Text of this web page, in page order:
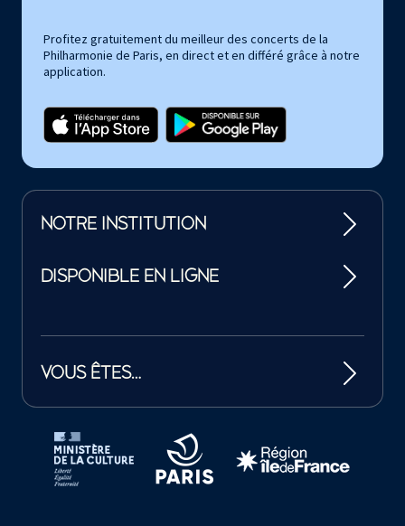
Profitez gratuitement du meilleur des concerts de la
Philharmonie de Paris, en direct et en différé grâce à notre
application.
NOTRE INSTITUTION
DISPONIBLE EN LIGNE
VOUS ÊTES…
Tutelles et mécènes de la Philharmonie de Paris